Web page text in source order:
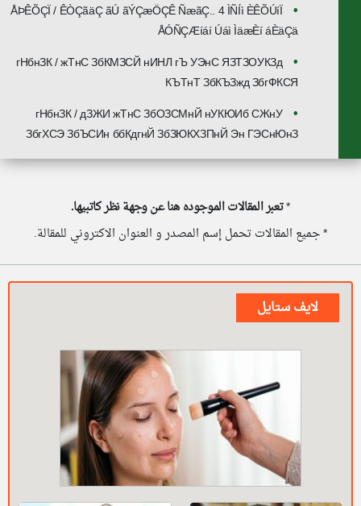
ÅÞÊÕÇÏ / ÊÒÇãäÇ ãÚ ãÝÇæÖÇÊ ÑæãÇ.. 4 ÌÑÍì ÈÊÕÚíÏ
ÅÓÑÇÆíáí Úáì ÌäæÈí áÈäÇä
гНбнЗК / жТнС ЗбКМЗСЙ нИНЛ гЪ УЭнС ЯЗТЗОУКЗд
КЪТнТ ЗбКЪЗжд ЗбгФКСЯ
гНбнЗК / дЗЖИ жТнС ЗбОЗСМнЙ нУКЮИб СЖнУ
ЗбгХСЭ ЗбЪСИн ббКдгнЙ ЗбЗЮКХЗПнЙ Эн ГЭСнЮнЗ
*تعبر المقالات الموجوده هنا عن وجهة نظر كاتبيها.
* جميع المقالات تحمل إسم المصدر و العنوان الاكتروني للمقالة.
لايف ستايل